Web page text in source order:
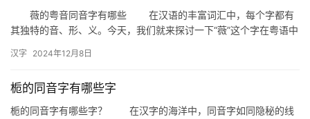
薇的粤音同音字有哪些 在汉语的丰富词汇中，每个字都有
其独特的音、形、义。今天，我们就来探讨一下“薇”这个字在粤语中
汉字 2024年12月8日
栀的同音字有哪些字
栀的同音字有哪些字？ 在汉字的海洋中，同音字如同隐秘的线